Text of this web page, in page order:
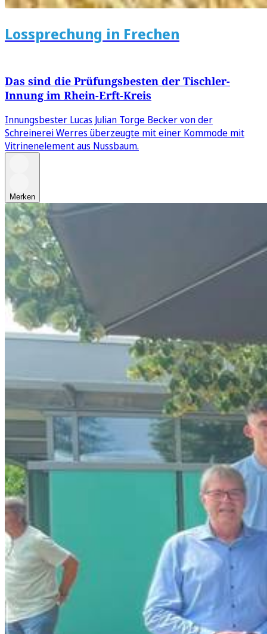
Lossprechung in Frechen
Das sind die Prüfungsbesten der Tischler-
Innung im Rhein-Erft-Kreis
Innungsbester Lucas Julian Torge Becker von der
Schreinerei Werres überzeugte mit einer Kommode mit
Vitrinenelement aus Nussbaum.
Merken